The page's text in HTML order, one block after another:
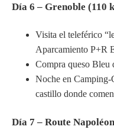
Día 6 – Grenoble (110
Visita el teleférico
Aparcamiento P+R
Compra queso Bleu
Noche en
castillo donde
Día 7 – Route